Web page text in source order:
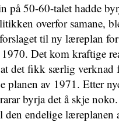
på 50-60-talet hadde
overfor samane,
til ny læreplan
Det kom kraftige
det fikk særlig verknad
planen av 1971. Etter
byrja det å skje
den endelige